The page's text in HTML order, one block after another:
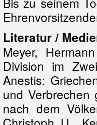
Literatur /
Meyer,
Division im
Anestis:
und Verbrechen
nach dem